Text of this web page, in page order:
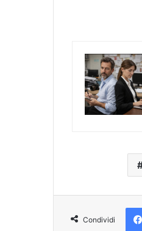
Condividi